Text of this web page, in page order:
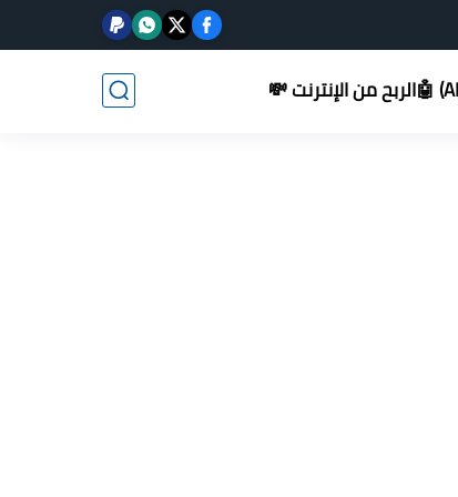
الربح من الإنترنت 💸